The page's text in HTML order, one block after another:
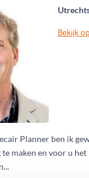
Bekijk
Planner ben ik
te maken en voor u